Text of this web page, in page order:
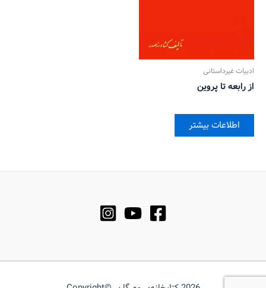
ادبیات غیرداستانی
از رابعه تا پروین
اطلاعات بیشتر